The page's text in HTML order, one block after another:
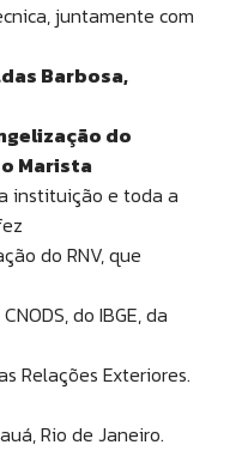
juntamente com
Barbosa,
do
Marista
instituição e toda a
do RNV, que
do IBGE, da
Relações Exteriores.
Rio de Janeiro.